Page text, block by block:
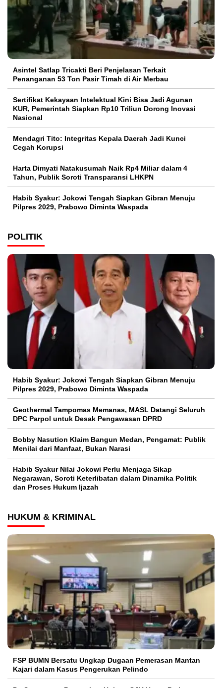
Asintel Satlap Tricakti Beri Penjelasan Terkait
Penanganan 53 Ton Pasir Timah di Air Merbau
Sertifikat Kekayaan Intelektual Kini Bisa Jadi Agunan
KUR, Pemerintah Siapkan Rp10 Triliun Dorong Inovasi
Nasional
Mendagri Tito: Integritas Kepala Daerah Jadi Kunci
Cegah Korupsi
Harta Dimyati Natakusumah Naik Rp4 Miliar dalam 4
Tahun, Publik Soroti Transparansi LHKPN
Habib Syakur: Jokowi Tengah Siapkan Gibran Menuju
Pilpres 2029, Prabowo Diminta Waspada
POLITIK
Habib Syakur: Jokowi Tengah Siapkan Gibran Menuju
Pilpres 2029, Prabowo Diminta Waspada
Geothermal Tampomas Memanas, MASL Datangi Seluruh
DPC Parpol untuk Desak Pengawasan DPRD
Bobby Nasution Klaim Bangun Medan, Pengamat: Publik
Menilai dari Manfaat, Bukan Narasi
Habib Syakur Nilai Jokowi Perlu Menjaga Sikap
Negarawan, Soroti Keterlibatan dalam Dinamika Politik
dan Proses Hukum Ijazah
HUKUM & KRIMINAL
FSP BUMN Bersatu Ungkap Dugaan Pemerasan Mantan
Kajari dalam Kasus Pengerukan Pelindo